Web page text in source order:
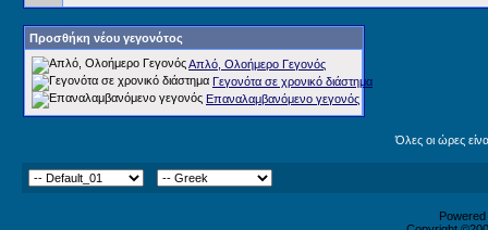
Προσθήκη νέου γεγονότος
Απλό, Ολοήμερο Γεγονός
Γεγονότα σε χρονικό διάστημα
Επαναλαμβανόμενο γεγονός
Όλες οι ώρες